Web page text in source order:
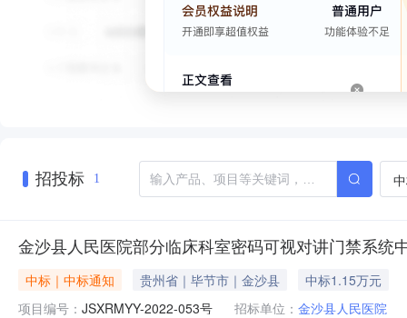
招投标 1
金沙县人民医院部分临床科室密码可视对讲门禁系统
中标｜中标通知 贵州省｜毕节市｜金沙县
中标1.15万元
项目编号： JSXRMYY-2022-053号 招标单位： 金沙县人民医院